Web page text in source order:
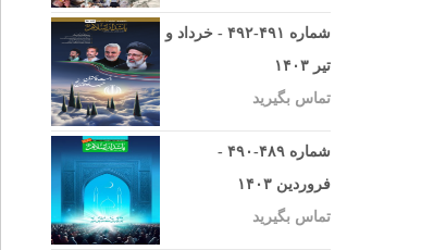
شماره ۴۹۱-۴۹۲ - خرداد و
تیر ۱۴۰۳
تماس بگیرید
شماره ۴۸۹-۴۹۰ -
فروردین ۱۴۰۳
تماس بگیرید